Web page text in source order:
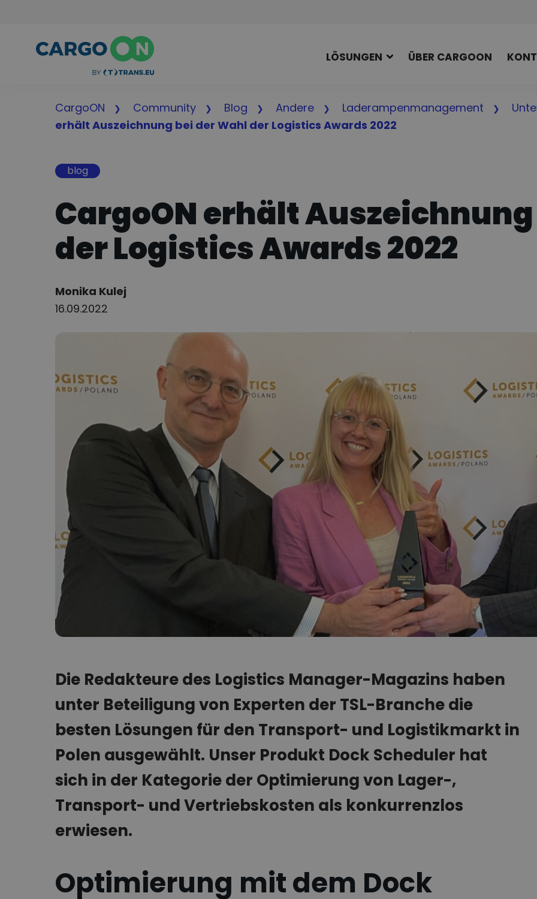
LÖSUNGEN ÜBER CARGOON
CargoON Community Blog Andere Laderampenmanagement
erhält Auszeichnung bei der Wahl der Logistics Awards 2022
blog
CargoON erhält
der Logistics Awards 2022
Author:
Monika Kulej
16.09.2022
Die Redakteure des Logistics Manager-Magazins haben
unter Beteiligung von Experten der TSL-Branche die
besten Lösungen für den Transport- und Logistikmarkt in
Polen ausgewählt. Unser Produkt Dock Scheduler hat
sich in der Kategorie der Optimierung von Lager-,
Transport- und Vertriebskosten als konkurrenzlos
erwiesen.
Optimierung mit dem Dock